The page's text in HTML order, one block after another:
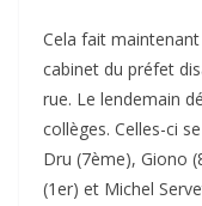
Cela fait
cabinet du préfet
rue. Le lendemain
collèges. Celles-ci
Dru (7ème), Giono
(1er) et Michel